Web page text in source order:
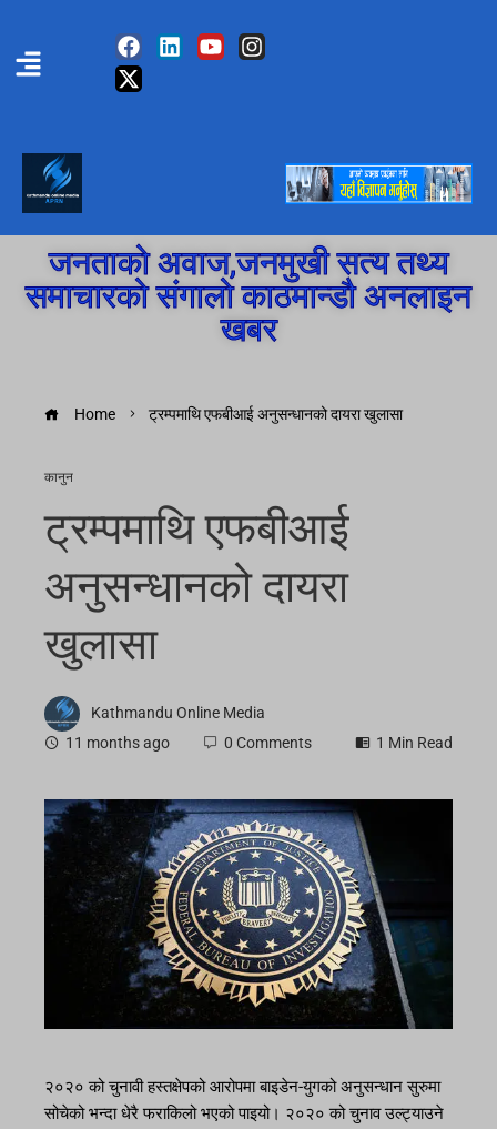
जनताको अवाज,जनमुखी सत्य तथ्य
समाचारको संगालो काठमान्डौ अनलाइन
खबर
Home ट्रम्पमाथि एफबीआई अनुसन्धानको दायरा खुलासा
कानुन
ट्रम्पमाथि एफबीआई
अनुसन्धानको दायरा
खुलासा
Kathmandu Online Media
11 months ago
0 Comments 1 Min Read
२०२० को चुनावी हस्तक्षेपको आरोपमा बाइडेन-युगको अनुसन्धान सुरुमा
सोचेको भन्दा धेरै फराकिलो भएको पाइयो। २०२० को चुनाव उल्ट्याउने